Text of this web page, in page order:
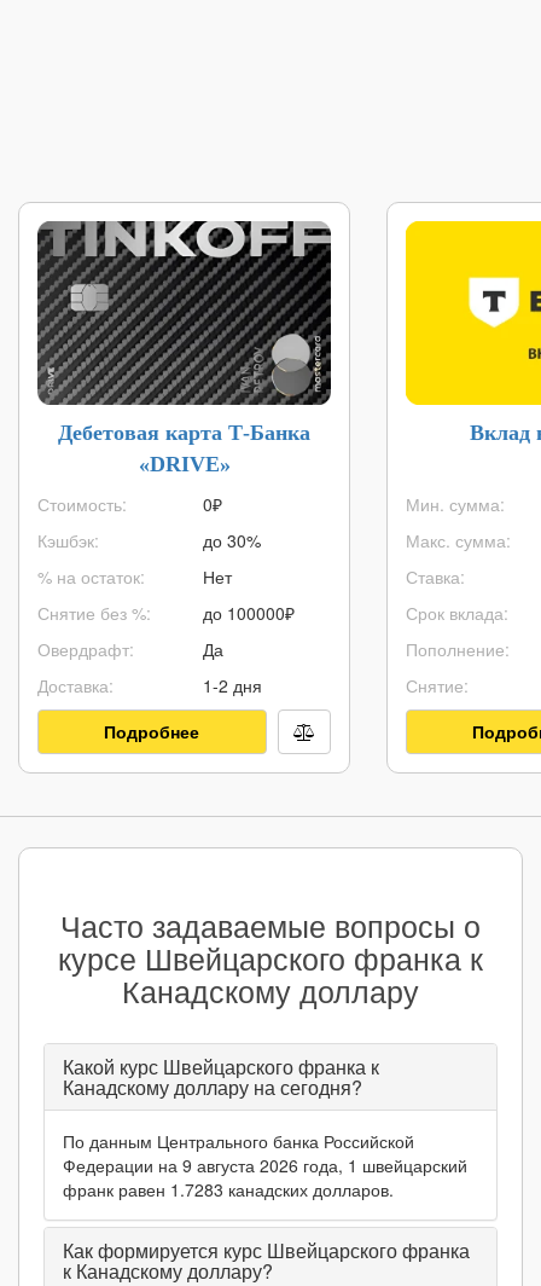
Дебетовая карта Т-Банка
«DRIVE»
Стоимость:
Кэшбэк:
% на остаток:
Снятие без %:
Овердрафт:
Доставка:
0₽
до 30%
Нет
до 100000₽
Да
1-2 дня
Подробнее
Вклад
Мин. сумма:
Макс. сумма:
Ставка:
Срок вклада:
Пополнение:
Снятие:
Часто задаваемые вопросы о
курсе Швейцарского франка к
Канадскому доллару
Какой курс Швейцарского франка к
Канадскому доллару на сегодня?
По данным Центрального банка Российской
Федерации на 9 августа 2026 года, 1 швейцарский
франк равен 1.7283 канадских долларов.
Как формируется курс Швейцарского франка
к Канадскому доллару?